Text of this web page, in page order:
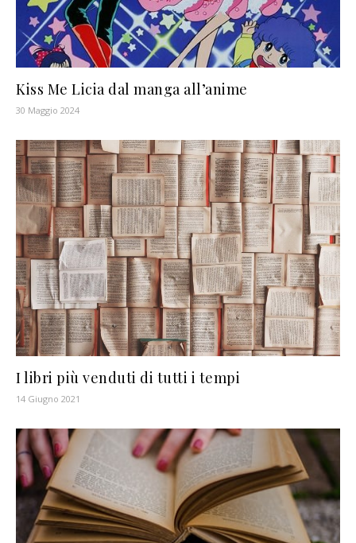
Kiss Me Licia dal manga all’anime
30 Maggio 2024
I libri più venduti di tutti i tempi
14 Giugno 2021